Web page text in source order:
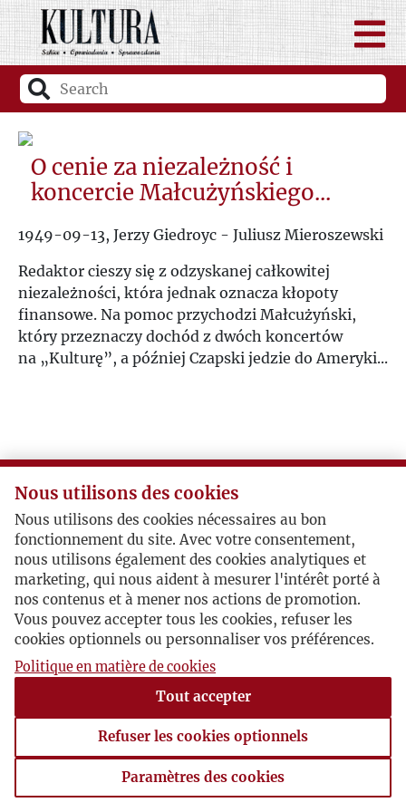
O cenie za niezależność i
koncercie Małcużyńskiego...
1949-09-13, Jerzy Giedroyc - Juliusz Mieroszewski
Redaktor cieszy się z odzyskanej całkowitej
niezależności, która jednak oznacza kłopoty
finansowe. Na pomoc przychodzi Małcużyński,
który przeznaczy dochód z dwóch koncertów
na „Kulturę”, a później Czapski jedzie do Ameryki...
Nous utilisons des cookies
Nous utilisons des cookies nécessaires au bon
fonctionnement du site. Avec votre consentement,
nous utilisons également des cookies analytiques et
marketing, qui nous aident à mesurer l'intérêt porté à
nos contenus et à mener nos actions de promotion.
Vous pouvez accepter tous les cookies, refuser les
cookies optionnels ou personnaliser vos préférences.
Politique en matière de cookies
Tout accepter
Refuser les cookies optionnels
Paramètres des cookies
Paramètres des cookies